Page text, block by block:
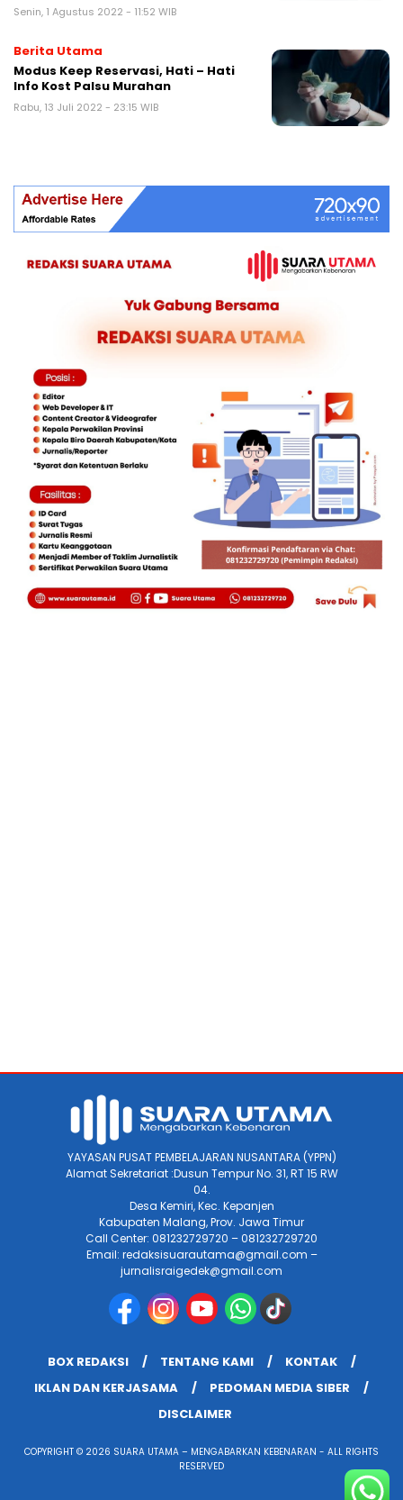
Senin, 1 Agustus 2022 - 11:52 WIB
Berita Utama
Modus Keep Reservasi, Hati – Hati
Info Kost Palsu Murahan
Rabu, 13 Juli 2022 - 23:15 WIB
YAYASAN PUSAT PEMBELAJARAN NUSANTARA (YPPN)
Alamat Sekretariat :Dusun Tempur No. 31, RT 15 RW
04.
Desa Kemiri, Kec. Kepanjen
Kabupaten Malang, Prov. Jawa Timur
Call Center: 081232729720 – 081232729720
Email: redaksisuarautama@gmail.com –
jurnalisraigedek@gmail.com
BOX REDAKSI TENTANG KAMI
KONTAK
IKLAN DAN KERJASAMA
PEDOMAN MEDIA SIBER
DISCLAIMER
COPYRIGHT © 2026 SUARA UTAMA – MENGABARKAN KEBENARAN - ALL RIGHTS
RESERVED